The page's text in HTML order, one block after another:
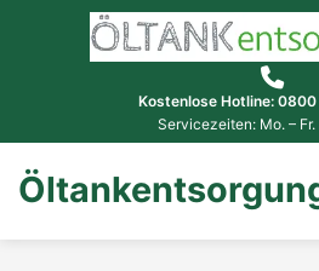
Kostenlose Hotline:
Servicezeiten: Mo. – Fr.